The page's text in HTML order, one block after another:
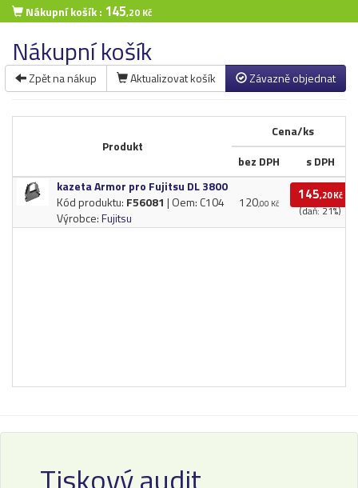
Nákupní košík : 145,20 Kč
Nákupní košík
Zpět na nákup Aktualizovat košík Závazně objednat
Produkt
Cena/ks
bez DPH
s DPH
kazeta Armor pro Fujitsu DL 3800
Kód produktu: F56081 | Oem: C104
Výrobce:Fujitsu
120,00 Kč
145,20 Kč
(daň: 21%)